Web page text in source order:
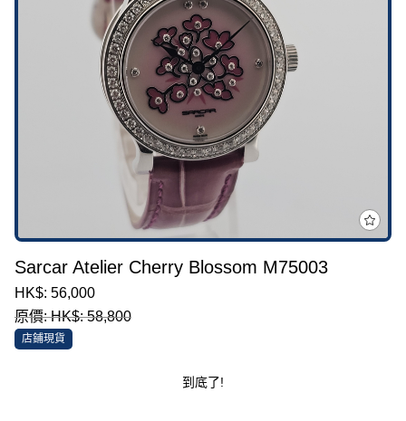
Sarcar Atelier Cherry Blossom M75003
原價: HK$: 58,800
HK$: 56,000
店鋪現貨
到底了!